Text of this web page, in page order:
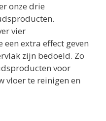
onze drie
vier
extra effect geven
zijn bedoeld. Zo
voor
vloer te reinigen en